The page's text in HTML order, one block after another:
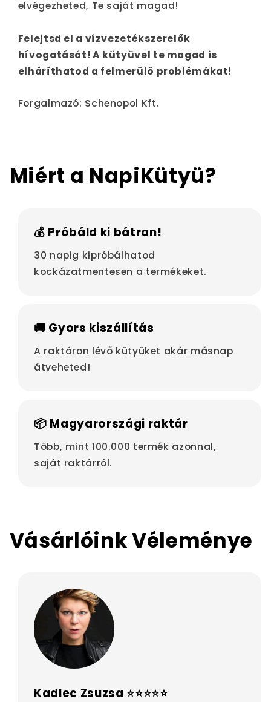
elvégezheted, Te saját magad!
Felejtsd el a vízvezetékszerelők
hívogatását! A kütyüvel te magad is
elháríthatod a felmerülő problémákat!
Forgalmazó: Schenopol Kft.
Miért a NapiKütyü?
💰 Próbáld ki bátran!
30 napig kipróbálhatod
kockázatmentesen a termékeket.
🚚 Gyors kiszállítás
A raktáron lévő kütyüket akár másnap
átveheted!
📦 Magyarországi raktár
Több, mint 100.000 termék azonnal,
saját raktárról.
Vásárlóink Véleménye
Kadlec Zsuzsa ⭐⭐⭐⭐⭐